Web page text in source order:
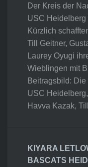
Der Kreis der
USC Heidelberg
Kürzlich
Till Geitner,
Laurey Oyugi
Wieblingen mit
Beitragsbild:
USC
Havva Kazak,
KIYARA
BASCATS